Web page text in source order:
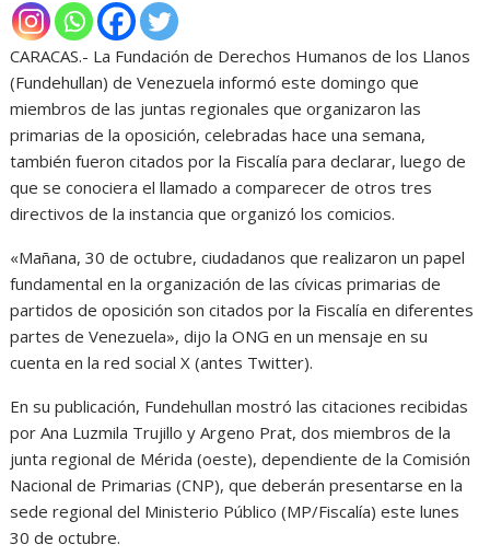
CARACAS.- La Fundación de Derechos Humanos de los Llanos
(Fundehullan) de Venezuela informó este domingo que
miembros de las juntas regionales que organizaron las
primarias de la oposición, celebradas hace una semana,
también fueron citados por la Fiscalía para declarar, luego de
que se conociera el llamado a comparecer de otros tres
directivos de la instancia que organizó los comicios.
«Mañana, 30 de octubre, ciudadanos que realizaron un papel
fundamental en la organización de las cívicas primarias de
partidos de oposición son citados por la Fiscalía en diferentes
partes de Venezuela», dijo la ONG en un mensaje en su
cuenta en la red social X (antes Twitter).
En su publicación, Fundehullan mostró las citaciones recibidas
por Ana Luzmila Trujillo y Argeno Prat, dos miembros de la
junta regional de Mérida (oeste), dependiente de la Comisión
Nacional de Primarias (CNP), que deberán presentarse en la
sede regional del Ministerio Público (MP/Fiscalía) este lunes
30 de octubre.